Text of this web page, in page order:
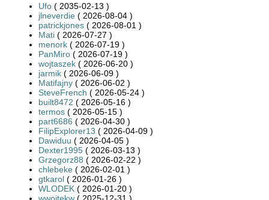
Ufo ( 2035-02-13 )
jlneverdie ( 2026-08-04 )
patrickjones ( 2026-08-01 )
Mati ( 2026-07-27 )
menork ( 2026-07-19 )
PanMiro ( 2026-07-19 )
wojtaszek ( 2026-06-20 )
jarmik ( 2026-06-09 )
Matifajny ( 2026-06-02 )
SteveFrench ( 2026-05-24 )
built8472 ( 2026-05-16 )
termos ( 2026-05-15 )
part6686 ( 2026-04-30 )
FilipExplorer13 ( 2026-04-09 )
Dawiduu ( 2026-04-05 )
Dexter1995 ( 2026-03-13 )
Grzegorz88 ( 2026-02-22 )
chlebeke ( 2026-02-01 )
gtkarol ( 2026-01-26 )
WLODEK ( 2026-01-20 )
wwojtekw ( 2025-12-31 )